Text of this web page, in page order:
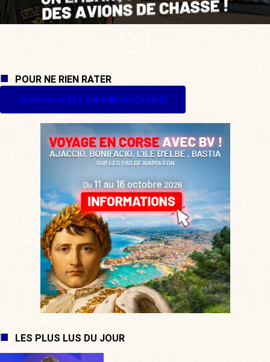
POUR NE RIEN RATER
Je m'inscris à La Quotidienne (gratuit)
LES PLUS LUS DU JOUR